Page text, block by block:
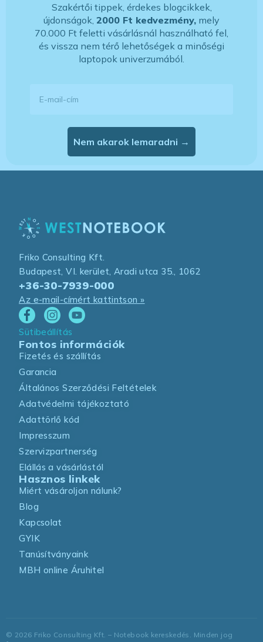
Szakértői tippek, érdekes blogcikkek,
újdonságok, 2000 Ft kedvezmény, mely
70.000 Ft feletti vásárlásnál használható fel,
és vissza nem térő lehetőségek a minőségi
laptopok univerzumából.
Nem akarok lemaradni →
Friko Consulting Kft.
Budapest, VI. kerület, Aradi utca 35., 1062
+36-30-7939-000
Az e-mail-címért kattintson »
Sütibeállítás
Fontos információk
Fizetés és szállítás
Garancia
Általános Szerződési Feltételek
Adatvédelmi tájékoztató
Adattörlő kód
Impresszum
Szervizpartnerség
Elállás a vásárlástól
Hasznos linkek
Miért vásároljon nálunk?
Blog
Kapcsolat
GYIK
Tanúsítványaink
MBH online Áruhitel
© 2026 Friko Consulting Kft. – Notebook kereskedés. Minden jog